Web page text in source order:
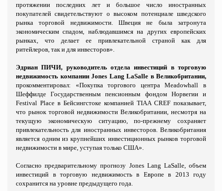
протяжении последних лет и большое число иностранных
покупателей свидетельствуют о высоком потенциале шведского
рынка торговой недвижимости. Швеция не была затронута
экономическим спадом, наблюдавшимся на других европейских
рынках, что делает ее привлекательной страной как для
ритейлеров, так и для инвесторов».
Эдриан ПИЧИ, руководитель отдела инвестиций в торговую
недвижимость компании Jones Lang LaSalle в Великобритании,
прокомментировал: «Покупка торгового центраMeadowhall в
Шеффилде Государственным пенсионным фондом Норвегии и
Festival Place в Бейсингстоке компанией TIAA CREF показывает,
что рынок торговой недвижимости Великобритании, несмотря на
текущую экономическую ситуацию, по-прежнему сохраняет
привлекательность для иностранных инвесторов. Великобритания
является одним из крупнейших инвестиционных рынков торговой
недвижимости в мире, уступая только США».
Согласно предварительному прогнозу Jones Lang LaSalle, объем
инвестиций в торговую недвижимость в Европе в 2013 году
сохранится на уровне предыдущего года.